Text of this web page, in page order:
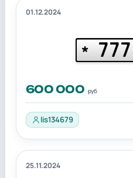
01.12.2024
* 777
600 000 руб
lis134679
25.11.2024